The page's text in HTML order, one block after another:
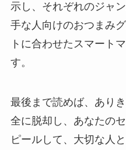
示し、それぞれのジャ
手な人向けのおつまみ
トに合わせたスマート
す。
最後まで読めば、あり
全に脱却し、あなたの
ピールして、大切な人